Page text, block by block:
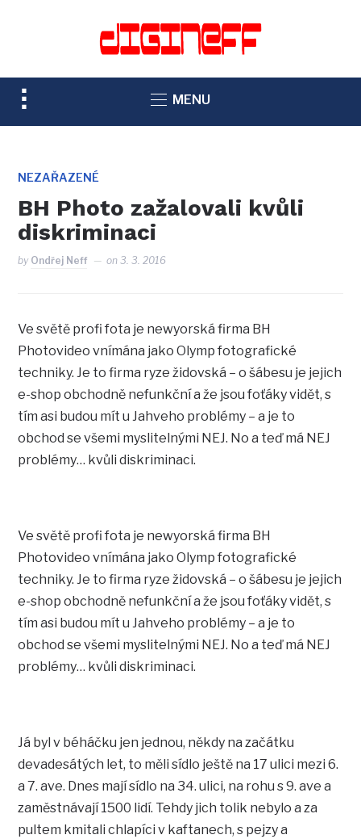
TOGGLE
SIDEBAR
NAVIGATION
MENU
NEZAŘAZENÉ
BH Photo zažalovali kvůli
diskriminaci
by Ondřej Neff on3. 3. 2016
Ve světě profi fota je newyorská firma BH
Photovideo vnímána jako Olymp fotografické
techniky. Je to firma ryze židovská – o šábesu je jejich
e-shop obchodně nefunkční a že jsou foťáky vidět, s
tím asi budou mít u Jahveho problémy – a je to
obchod se všemi myslitelnými NEJ. No a teď má NEJ
problémy… kvůli diskriminaci.
Ve světě profi fota je newyorská firma BH
Photovideo vnímána jako Olymp fotografické
techniky. Je to firma ryze židovská – o šábesu je jejich
e-shop obchodně nefunkční a že jsou foťáky vidět, s
tím asi budou mít u Jahveho problémy – a je to
obchod se všemi myslitelnými NEJ. No a teď má NEJ
problémy… kvůli diskriminaci.
Já byl v béháčku jen jednou, někdy na začátku
devadesátých let, to měli sídlo ještě na 17 ulici mezi 6.
a 7. ave. Dnes mají sídlo na 34. ulici, na rohu s 9. ave a
zaměstnávají 1500 lidí. Tehdy jich tolik nebylo a za
pultem kmitali chlapíci v kaftanech, s pejzy a